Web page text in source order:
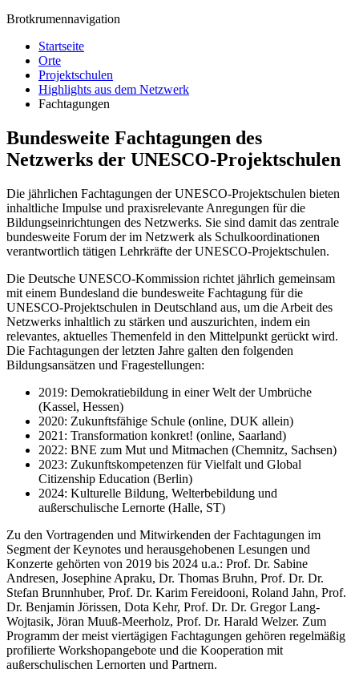
Brotkrumennavigation
Startseite
Orte
Projektschulen
Highlights aus dem Netzwerk
Fachtagungen
Bundesweite Fachtagungen des
Netzwerks der UNESCO-Projektschulen
Die jährlichen Fachtagungen der UNESCO-Projektschulen bieten
inhaltliche Impulse und praxisrelevante Anregungen für die
Bildungseinrichtungen des Netzwerks. Sie sind damit das zentrale
bundesweite Forum der im Netzwerk als Schulkoordinationen
verantwortlich tätigen Lehrkräfte der UNESCO-Projektschulen.
Die Deutsche UNESCO-Kommission richtet jährlich gemeinsam
mit einem Bundesland die bundesweite Fachtagung für die
UNESCO-Projektschulen in Deutschland aus, um die Arbeit des
Netzwerks inhaltlich zu stärken und auszurichten, indem ein
relevantes, aktuelles Themenfeld in den Mittelpunkt gerückt wird.
Die Fachtagungen der letzten Jahre galten den folgenden
Bildungsansätzen und Fragestellungen:
2019: Demokratiebildung in einer Welt der Umbrüche
(Kassel, Hessen)
2020: Zukunftsfähige Schule (online, DUK allein)
2021: Transformation konkret! (online, Saarland)
2022: BNE zum Mut und Mitmachen (Chemnitz, Sachsen)
2023: Zukunftskompetenzen für Vielfalt und Global
Citizenship Education (Berlin)
2024: Kulturelle Bildung, Welterbebildung und
außerschulische Lernorte (Halle, ST)
Zu den Vortragenden und Mitwirkenden der Fachtagungen im
Segment der Keynotes und herausgehobenen Lesungen und
Konzerte gehörten von 2019 bis 2024 u.a.: Prof. Dr. Sabine
Andresen, Josephine Apraku, Dr. Thomas Bruhn, Prof. Dr. Dr.
Stefan Brunnhuber, Prof. Dr. Karim Fereidooni, Roland Jahn, Prof.
Dr. Benjamin Jörissen, Dota Kehr, Prof. Dr. Dr. Gregor Lang-
Wojtasik, Jöran Muuß-Meerholz, Prof. Dr. Harald Welzer. Zum
Programm der meist viertägigen Fachtagungen gehören regelmäßig
profilierte Workshopangebote und die Kooperation mit
außerschulischen Lernorten und Partnern.